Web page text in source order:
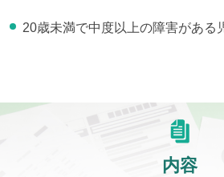
20歳未満で中度以上の障害がある
内容